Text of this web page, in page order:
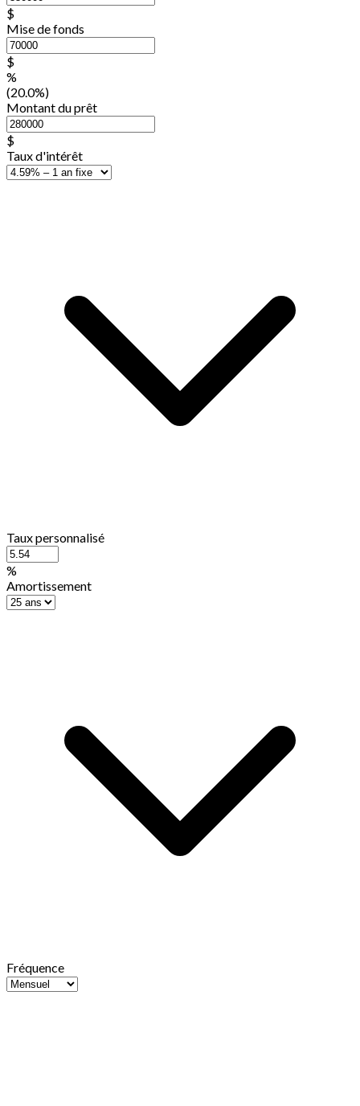
$
Mise de fonds
$
%
(20.0%)
Montant du prêt
$
Taux d'intérêt
Taux personnalisé
%
Amortissement
Fréquence